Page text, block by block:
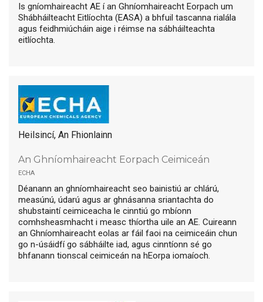
Is gníomhaireacht AE í an Ghníomhaireacht Eorpach um
Shábháilteacht Eitlíochta (EASA) a bhfuil tascanna rialála
agus feidhmiúcháin aige i réimse na sábháilteachta
eitlíochta.
Heilsincí, An Fhionlainn
An Ghníomhaireacht Eorpach Ceimiceán
echa
Déanann an ghníomhaireacht seo bainistiú ar chlárú,
measúnú, údarú agus ar ghnásanna sriantachta do
shubstaintí ceimiceacha le cinntiú go mbíonn
comhsheasmhacht i measc thíortha uile an AE. Cuireann
an Ghníomhaireacht eolas ar fáil faoi na ceimiceáin chun
go n-úsáidfí go sábháilte iad, agus cinntíonn sé go
bhfanann tionscal ceimiceán na hEorpa iomaíoch.